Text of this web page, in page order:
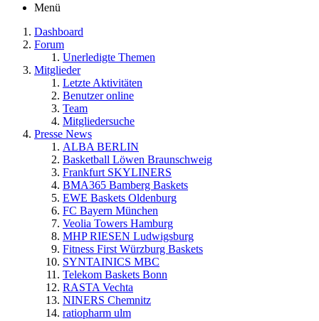
Menü
Dashboard
Forum
Unerledigte Themen
Mitglieder
Letzte Aktivitäten
Benutzer online
Team
Mitgliedersuche
Presse News
ALBA BERLIN
Basketball Löwen Braunschweig
Frankfurt SKYLINERS
BMA365 Bamberg Baskets
EWE Baskets Oldenburg
FC Bayern München
Veolia Towers Hamburg
MHP RIESEN Ludwigsburg
Fitness First Würzburg Baskets
SYNTAINICS MBC
Telekom Baskets Bonn
RASTA Vechta
NINERS Chemnitz
ratiopharm ulm